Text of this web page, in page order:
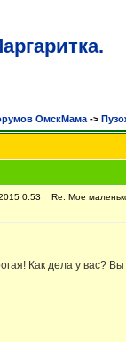
ОмскМама ->
0:53 Re: Мое
Как дела у вас?